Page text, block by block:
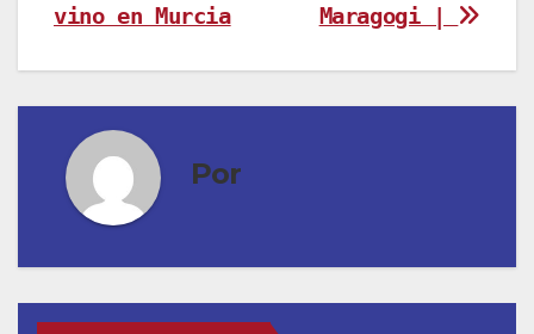
de
entradas
Maragogi |
vino en Murcia
Por